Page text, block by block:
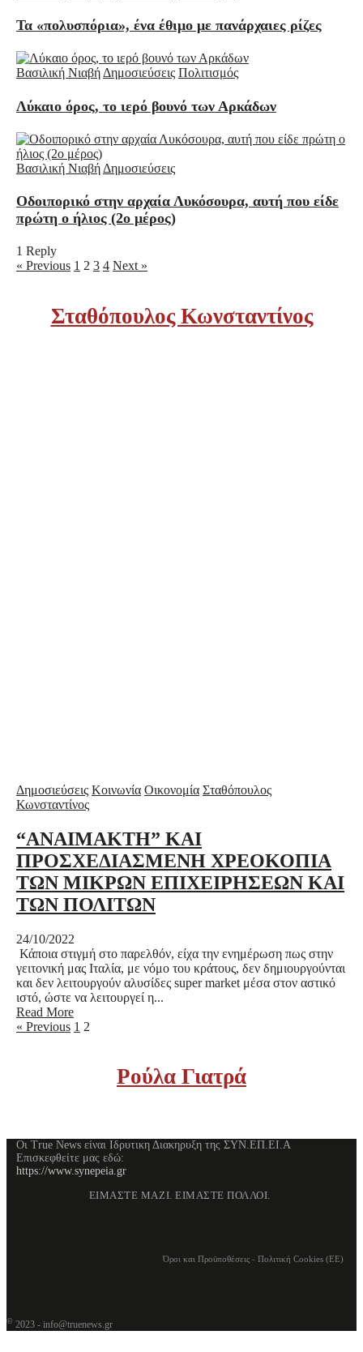
Τα «πολυσπόρια», ένα έθιμο με πανάρχαιες ρίζες
Βασιλική Νιαβή Δημοσιεύσεις Πολιτισμός
Λύκαιο όρος, το ιερό βουνό των Αρκάδων
Βασιλική Νιαβή Δημοσιεύσεις
Οδοιπορικό στην αρχαία Λυκόσουρα, αυτή που είδε
πρώτη ο ήλιος (2ο μέρος)
1 Reply
« Previous 1 2 3 4 Next »
Σταθόπουλος Κωνσταντίνος
Δημοσιεύσεις Κοινωνία Οικονομία Σταθόπουλος
Κωνσταντίνος
“ΑΝΑΙΜΑΚΤΗ” ΚΑΙ
ΠΡΟΣΧΕΔΙΑΣΜΕΝΗ ΧΡΕΟΚΟΠΙΑ
ΤΩΝ ΜΙΚΡΩΝ ΕΠΙΧΕΙΡΗΣΕΩΝ ΚΑΙ
ΤΩΝ ΠΟΛΙΤΩΝ
24/10/2022
Κάποια στιγμή στο παρελθόν, είχα την ενημέρωση πως στην
γειτονική μας Ιταλία, με νόμο του κράτους, δεν δημιουργούνται
και δεν λειτουργούν αλυσίδες super market μέσα στον αστικό
ιστό, ώστε να λειτουργεί η...
Read More
« Previous 1 2
Ρούλα Γιατρά
Οι True News είναι Ιδρυτικη Διακηρυξη της ΣΥΝ.ΕΠ.ΕΙ.Α
Επισκεφθείτε μας εδώ:
https://www.synepeia.gr
ΕΙΜΑΣΤΕ ΜΑΖΙ. ΕΙΜΑΣΤΕ ΠΟΛΛΟΙ.
Όροι και Προϋποθέσεις- Πολιτική Cookies (ΕΕ)
© 2023 - info@truenews.gr